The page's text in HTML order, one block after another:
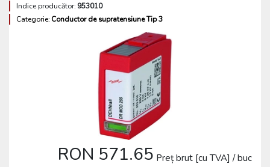
Indice producător: 953010
Categorie: Conductor de supratensiune Tip 3
RON 571.65 Preț brut [cu TVA] / buc